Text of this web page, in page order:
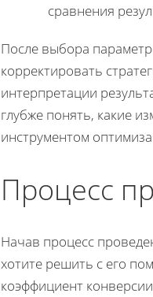
сравнения
После выбора
корректировать
интерпретации
глубже понять, какие
инструментом
Процесс
Начав процесс
хотите решить с его
коэффициент